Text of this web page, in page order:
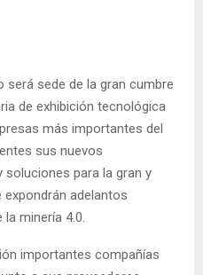
será sede de la gran cumbre
de exhibición tecnológica
más importantes del
sus nuevos
para la gran y
expondrán adelantos
minería 4.0.
importantes compañías